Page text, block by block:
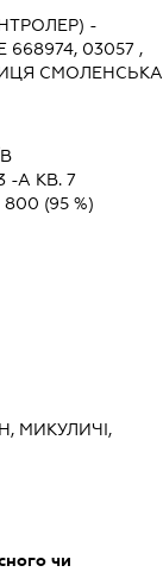
-
03057 ,
СМОЛЕНСЬКА
-А КВ. 7
800 (95 %)
МИКУЛИЧІ,
чи